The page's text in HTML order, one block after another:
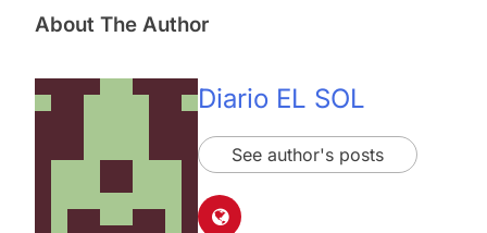
About The Author
Diario EL SOL
See author's posts